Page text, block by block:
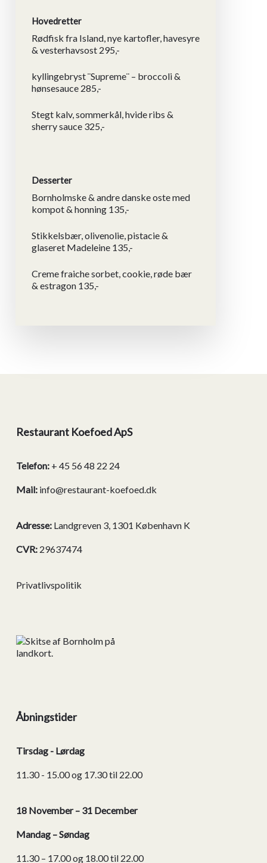
Hovedretter
Rødfisk fra Island, nye kartofler, havesyre
& vesterhavsost 295,-
kyllingebryst ¨Supreme¨ – broccoli &
hønsesauce 285,-
Stegt kalv, sommerkål, hvide ribs &
sherry sauce 325,-
Desserter
Bornholmske & andre danske oste med
kompot & honning 135,-
Stikkelsbær, olivenolie, pistacie &
glaseret Madeleine 135,-
Creme fraiche sorbet, cookie, røde bær
& estragon 135,-
Restaurant Koefoed ApS
Telefon: + 45 56 48 22 24
Mail: info@restaurant-koefoed.dk
Adresse:Landgreven 3, 1301 København K
CVR:29637474
Privatlivspolitik
Åbningstider
Tirsdag - Lørdag
11.30 - 15.00 og 17.30 til 22.00
18 November – 31 December
Mandag – Søndag
11.30 – 17.00 og 18.00 til 22.00